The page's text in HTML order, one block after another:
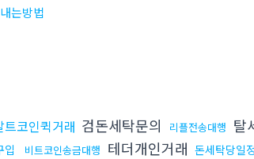
는방법
트코인퀵거래 검돈세탁문의 리플전송대행 탈
비트코인송금대행 테더개인거래 돈세탁당일